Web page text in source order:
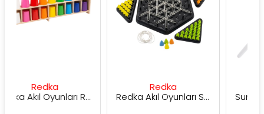
Redka Akıl Oyunları Renk Dedektifi Oyunu
Redka Akıl Oyunları Strateji Üçgeni Oyunu